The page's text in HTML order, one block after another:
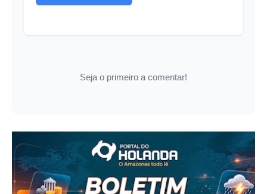
Seja o primeiro a comentar!